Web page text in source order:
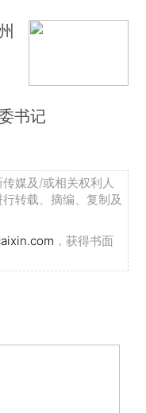
书记
媒及/或相关权利人
转载、摘编、复制及
，获得书面